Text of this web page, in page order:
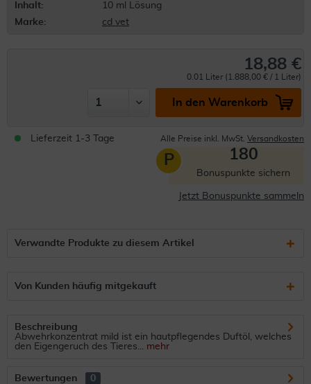
Inhalt:
10 ml Lösung
Marke:
cd vet
18,88 €
0.01 Liter (1.888,00 € / 1 Liter)
In den Warenkorb
Lieferzeit 1-3 Tage Alle Preise inkl. MwSt. Versandkosten
P 180
Bonuspunkte sichern
Jetzt Bonuspunkte sammeln
Verwandte Produkte zu diesem Artikel
Von Kunden häufig mitgekauft
Beschreibung
Abwehrkonzentrat mild ist ein hautpflegendes Duftöl, welches
den Eigengeruch des Tieres... mehr
Bewertungen 0